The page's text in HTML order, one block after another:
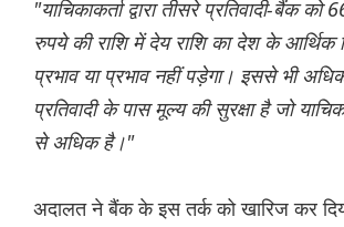
"याचिकाकर्ता द्वारा तीसरे प्रतिवादी-बैंक
रुपये की राशि में देय राशि का देश के आर्थिक
प्रभाव या प्रभाव नहीं पड़ेगा। इससे भी
प्रतिवादी के पास मूल्य की सुरक्षा है जो
से अधिक है।"
अदालत ने बैंक के इस तर्क को खारिज कर